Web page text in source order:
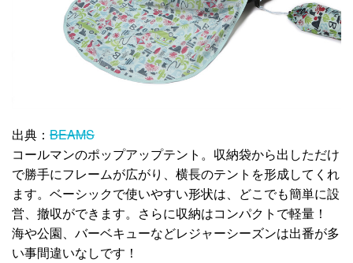
出典： BEAMS
コールマンのポップアップテント。収納袋から出しただけ
で勝手にフレームが広がり、横長のテントを形成してくれ
ます。ベーシックで使いやすい形状は、どこでも簡単に設
営、撤収ができます。さらに収納はコンパクトで軽量！
海や公園、バーベキューなどレジャーシーズンは出番が多
い事間違いなしです！